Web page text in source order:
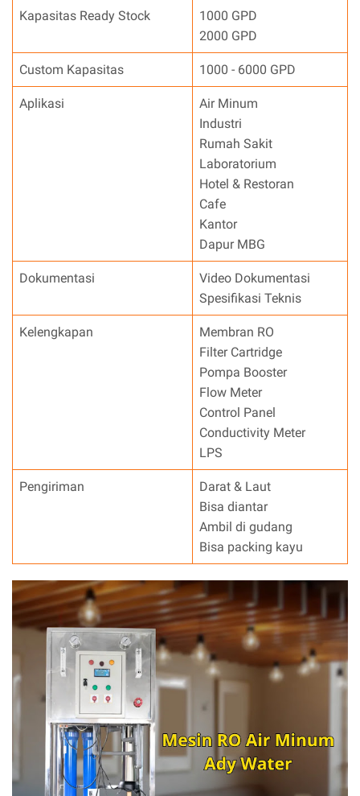
Kapasitas Ready Stock
1000 GPD
2000 GPD
Custom Kapasitas 1000 - 6000 GPD
Aplikasi
Air Minum
Industri
Rumah Sakit
Laboratorium
Hotel & Restoran
Cafe
Kantor
Dapur MBG
Dokumentasi
Video Dokumentasi
Spesifikasi Teknis
Kelengkapan
Membran RO
Filter Cartridge
Pompa Booster
Flow Meter
Control Panel
Conductivity Meter
LPS
Pengiriman
Darat & Laut
Bisa diantar
Ambil di gudang
Bisa packing kayu